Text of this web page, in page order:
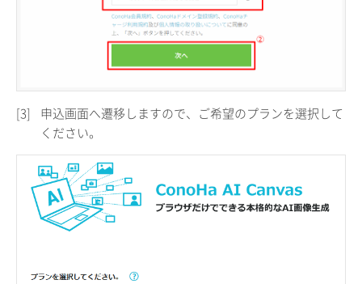
[3]
申込画面へ遷移しますので、ご希望のプランを選択して
ください。